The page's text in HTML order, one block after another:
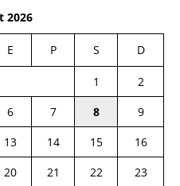
2026
E P S D
1
2
6 7 8
9
13 14 15
16
20 21 22
23